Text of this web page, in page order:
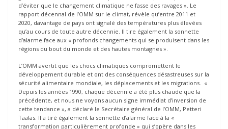
d’éviter que le changement climatique ne fasse des ravages ». Le
rapport décennal de l’OMM sur le climat, révèle qu’entre 2011 et
2020, davantage de pays ont signalé des températures plus élevées
qu’au cours de toute autre décennie. Il tire également la sonnette
d’alarme face aux « profonds changements qui se produisent dans les
régions du bout du monde et des hautes montagnes ».
L’OMM avertit que les chocs climatiques compromettent le
développement durable et ont des conséquences désastreuses sur la
sécurité alimentaire mondiale, les déplacements et les migrations. «
Depuis les années 1990, chaque décennie a été plus chaude que la
précédente, et nous ne voyons aucun signe immédiat d’inversion de
cette tendance », a déclaré le Secrétaire général de l’OMM, Petteri
Taalas. Il a tiré également la sonnette d’alarme face à la «
transformation particulièrement profonde » qui s’opère dans les